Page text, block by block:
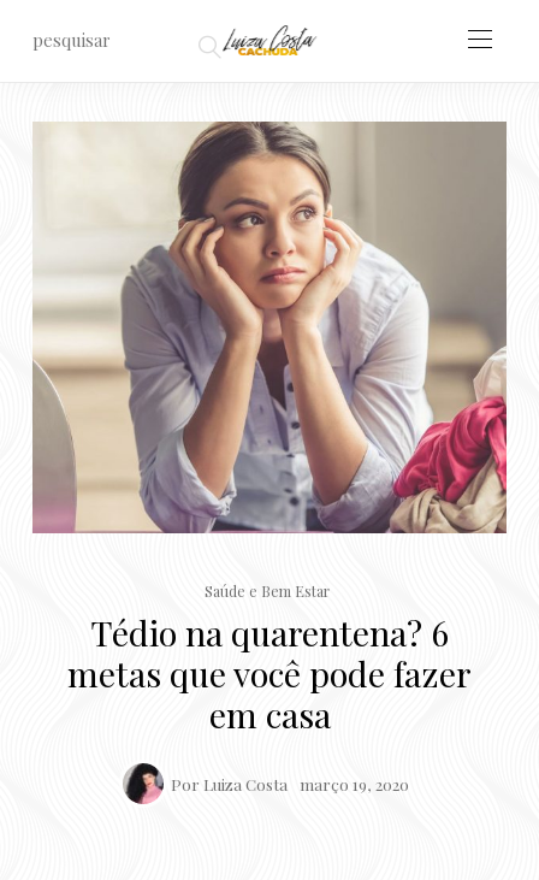
Saúde e Bem Estar
Tédio na quarentena? 6
metas que você pode fazer
em casa
Por Luiza Costa março 19, 2020